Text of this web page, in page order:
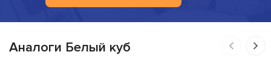
Аналоги Белый куб